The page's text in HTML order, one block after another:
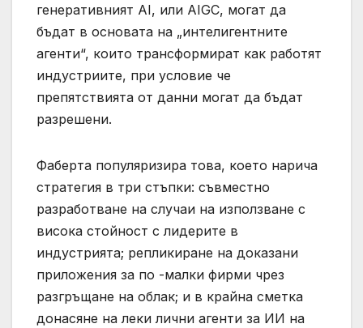
генеративният AI, или AIGC, могат да
бъдат в основата на „интелигентните
агенти“, които трансформират как работят
индустриите, при условие че
препятствията от данни могат да бъдат
разрешени.
Фаберта популяризира това, което нарича
стратегия в три стъпки: съвместно
разработване на случаи на използване с
висока стойност с лидерите в
индустрията; репликиране на доказани
приложения за по -малки фирми чрез
разгръщане на облак; и в крайна сметка
донасяне на леки лични агенти за ИИ на